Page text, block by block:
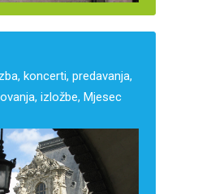
koncerti, predavanja,
izložbe, Mjesec